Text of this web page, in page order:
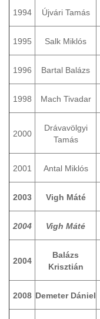
1994 Újvári Tamás
1995 Salk Miklós
1996 Bartal Balázs
1998 Mach Tivadar
2000
Drávavölgyi
Tamás
2001 Antal Miklós
2003 Vigh Máté
2004 Vigh Máté
2004
Balázs
Krisztián
2008 Demeter Dániel